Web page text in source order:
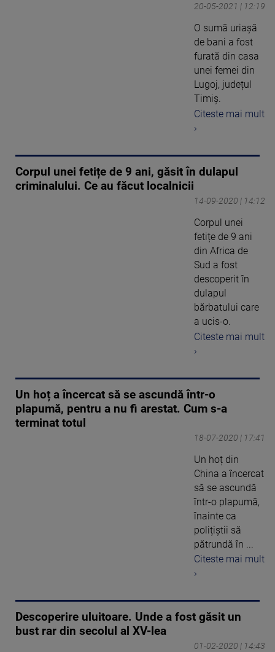
20-05-2021 | 12:19
O sumă uriașă
de bani a fost
furată din casa
unei femei din
Lugoj, județul
Timiș.
Citeste mai mult
›
Corpul unei fetițe de 9 ani, găsit în dulapul
criminalului. Ce au făcut localnicii
14-09-2020 | 14:12
Corpul unei
fetițe de 9 ani
din Africa de
Sud a fost
descoperit în
dulapul
bărbatului care
a ucis-o.
Citeste mai mult
›
Un hoț a încercat să se ascundă într-o
plapumă, pentru a nu fi arestat. Cum s-a
terminat totul
18-07-2020 | 17:41
Un hoț din
China a încercat
să se ascundă
într-o plapumă,
înainte ca
polițiștii să
pătrundă în ...
Citeste mai mult
›
Descoperire uluitoare. Unde a fost găsit un
bust rar din secolul al XV-lea
01-02-2020 | 14:43